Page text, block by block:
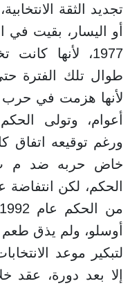
تجديد الثقة
1977، لأنها
ورغم توقيعه اتفاق
أوسلو، ولم يذق
لتبكير موعد
إلا بعد دورة، عقد